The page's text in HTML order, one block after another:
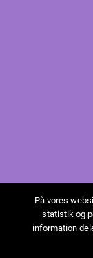
På vores
statistik og
information